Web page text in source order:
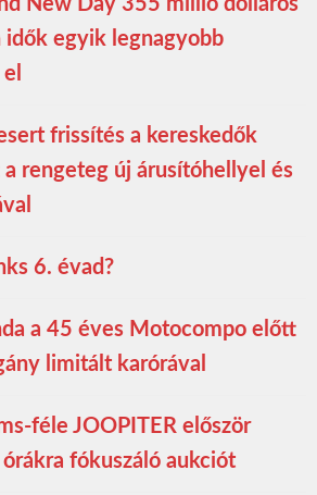
New Day 355 millió dolláros
idők egyik legnagyobb
frissítés a kereskedők
rengeteg új árusítóhellyel és
6. évad?
a 45 éves Motocompo előtt
limitált karórával
féle JOOPITER először
fókuszáló aukciót